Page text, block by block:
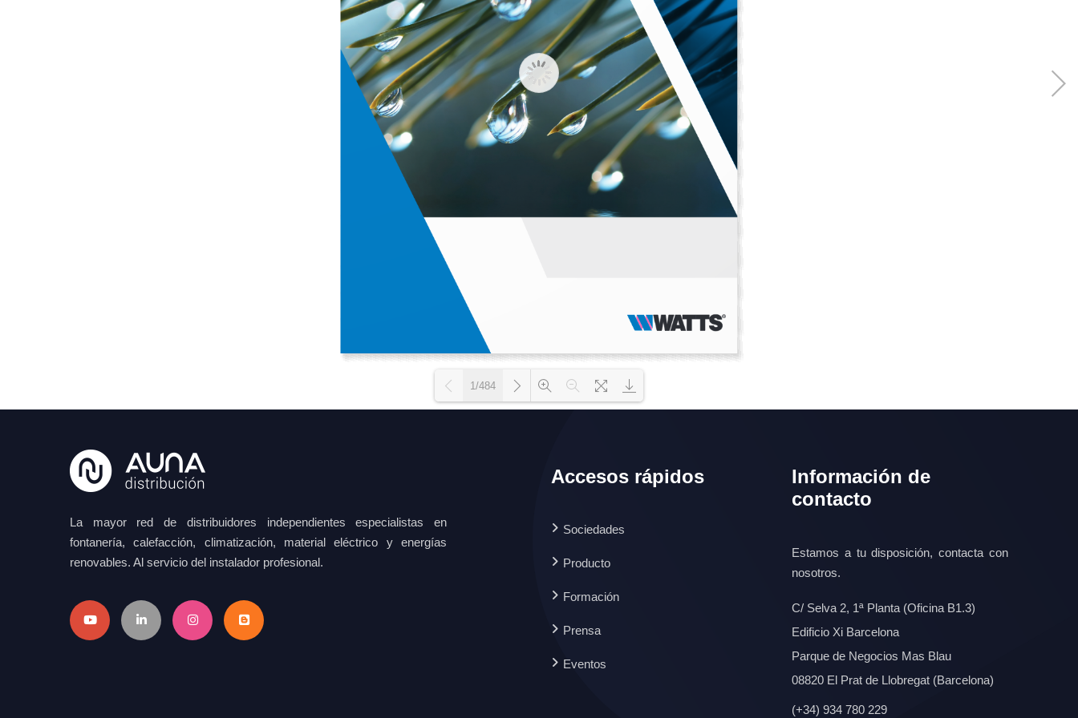
1/484
La mayor red de distribuidores independientes especialistas en
fontanería, calefacción, climatización, material eléctrico y energías
renovables. Al servicio del instalador profesional.
Accesos rápidos
Sociedades
Producto
Formación
Prensa
Eventos
Información de
contacto
Estamos a tu disposición, contacta con
nosotros.
C/ Selva 2, 1ª Planta (Oficina B1.3)
Edificio Xi Barcelona
Parque de Negocios Mas Blau
08820 El Prat de Llobregat (Barcelona)
(+34) 934 780 229